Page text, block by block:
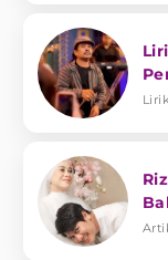
Lirik